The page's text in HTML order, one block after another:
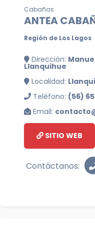
Cabañas
ANTEA
Región de Los Lagos
Dirección:
Llanquihue
Localidad:
Teléfono: (56)
Email:
SITIO WEB
Contáctanos: